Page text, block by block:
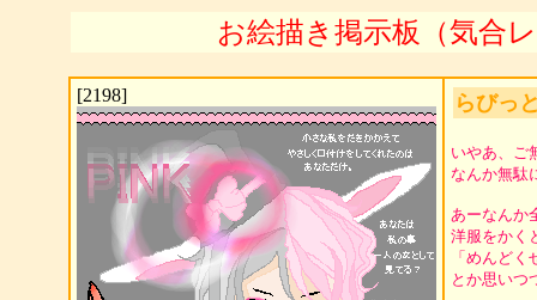
お絵描き掲示板（気合
[2198] らびっ
いやあ、ご
なんか無駄
あーなんか
洋服をかく
「めんどく
とか思いつ